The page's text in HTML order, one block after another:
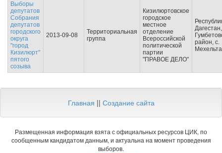
Выборы
депутатов
Собрания
депутатов
городского
округа
"город
Кизилюрт"
пятого
созыва
2013-09-08
Территориальная
группа
Кизилюртовское
городское
местное
отделение
Всероссийской
политической
партии
"ПРАВОЕ ДЕЛО"
Дагестан,
район, с.
Мехельта
Главная || Создание сайта
Размещенная информация взята с официальных ресурсов ЦИК, по
сообщенным кандидатом данным, и актуальна на момент проведения
выборов.